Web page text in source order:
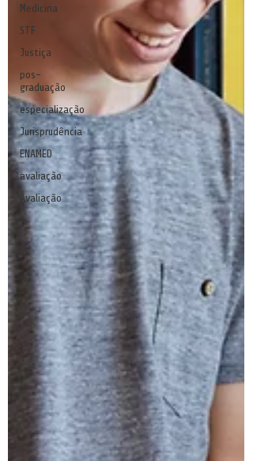
Medicina
STF
Justiça
pos-
graduação
especialização
Jurisprudência
ENAMED
avaliação
Avaliação